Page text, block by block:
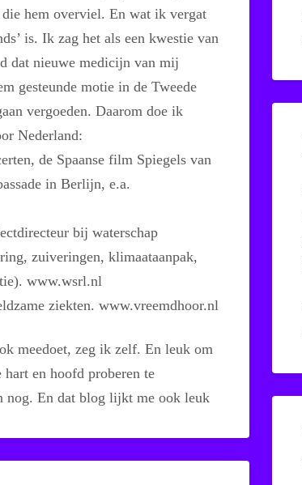
hem overviel. En wat ik vergat
is. Ik zag het als een kwestie van
dat nieuwe medicijn van mij
gesteunde motie in de Tweede
vergoeden. Daarom doe ik
Nederland:
de Spaanse film Spiegels van
in Berlijn, e.a.
bij waterschap
zuiveringen, klimaataanpak,
www.wsrl.nl
ziekten. www.vreemdhoor.nl
meedoet, zeg ik zelf. En leuk om
hart en hoofd proberen te
nog. En dat blog lijkt me ook leuk